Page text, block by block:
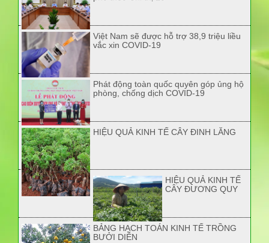
Việt Nam sẽ được hỗ trợ 38,9 triệu liều
vắc xin COVID-19
Phát động toàn quốc quyên góp ủng hộ
phòng, chống dịch COVID-19
HIỆU QUẢ KINH TẾ CÂY ĐINH LĂNG
HIỆU QUẢ KINH TẾ
CÂY ĐƯƠNG QUY
BẢNG HẠCH TOÁN KINH TẾ TRỒNG
BƯỞI DIỄN